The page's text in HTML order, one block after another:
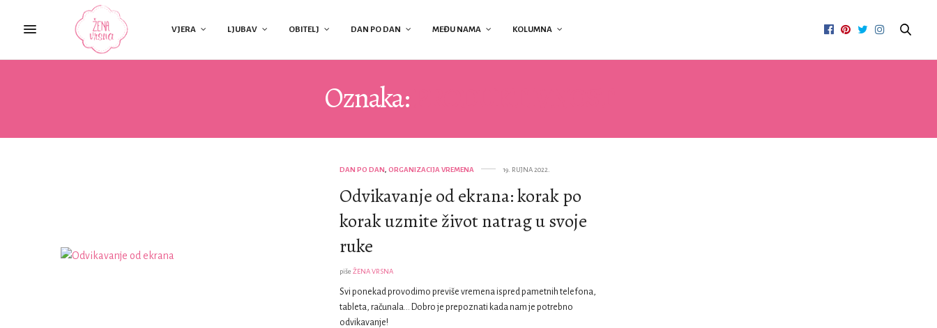
VJERA LJUBAV OBITELJ DAN PO DAN MEĐU NAMA KOLUMNA
Oznaka:
DAN PO DAN, ORGANIZACIJA VREMENA 19. RUJNA 2022.
Odvikavanje od ekrana: korak po
korak uzmite život natrag u svoje
ruke
piše ŽENA VRSNA
Svi ponekad provodimo previše vremena ispred pametnih telefona,
tableta, računala… Dobro je prepoznati kada nam je potrebno
odvikavanje!